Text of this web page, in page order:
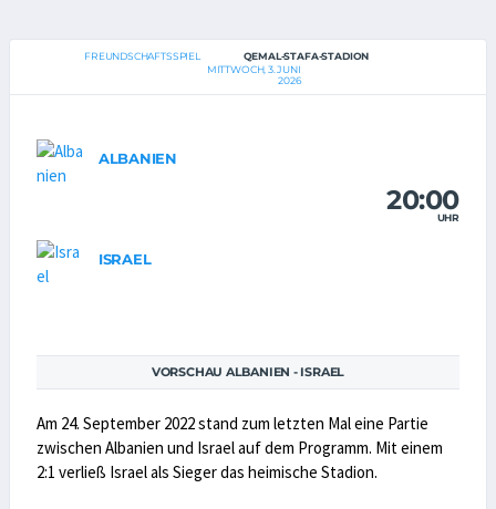
FREUNDSCHAFTSSPIEL
QEMAL-STAFA-STADION
MITTWOCH, 3. JUNI
2026
ALBANIEN
20:00
UHR
ISRAEL
VORSCHAU ALBANIEN - ISRAEL
Am 24. September 2022 stand zum letzten Mal eine Partie
zwischen Albanien und Israel auf dem Programm. Mit einem
2:1 verließ Israel als Sieger das heimische Stadion.